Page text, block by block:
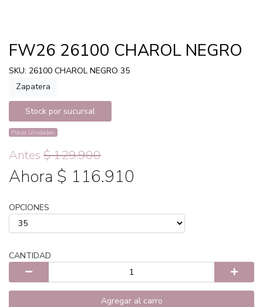
FW26 26100 CHAROL NEGRO
SKU: 26100 CHAROL NEGRO 35
Zapatera
Stock por sucursal
Pocas Unidades.
Antes $ 129.900
Ahora $ 116.910
OPCIONES
CANTIDAD
Agregar al carro